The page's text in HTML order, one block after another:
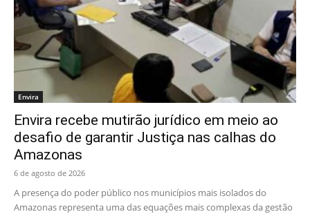
Envira
Envira recebe mutirão jurídico em meio ao
desafio de garantir Justiça nas calhas do
Amazonas
6 de agosto de 2026
A presença do poder público nos municípios mais isolados do
Amazonas representa uma das equações mais complexas da gestão